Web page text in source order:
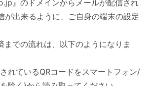
』のドメインからメールが配信され
が出来るように、ご自身の端末の設定
での流れは、以下のようになりま
れているQRコードをスマートフォン/